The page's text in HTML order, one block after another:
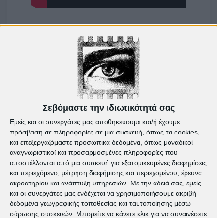
Σεβόμαστε την ιδιωτικότητά σας
Εμείς και οι συνεργάτες μας αποθηκεύουμε και/ή έχουμε
πρόσβαση σε πληροφορίες σε μια συσκευή, όπως τα cookies,
και επεξεργαζόμαστε προσωπικά δεδομένα, όπως μοναδικοί
αναγνωριστικοί και προσαρμοσμένες πληροφορίες που
αποστέλλονται από μια συσκευή για εξατομικευμένες διαφημίσεις
και περιεχόμενο, μέτρηση διαφήμισης και περιεχομένου, έρευνα
ακροατηρίου και ανάπτυξη υπηρεσιών. Με την άδειά σας, εμείς
και οι συνεργάτες μας ενδέχεται να χρησιμοποιήσουμε ακριβή
δεδομένα γεωγραφικής τοποθεσίας και ταυτοποίησης μέσω
σάρωσης συσκευών. Μπορείτε να κάνετε κλικ για να συναινέσετε
Αν θέλετε κι εσείς να συμμετέχετε μπορείτε:
A) Να γίνετε μέλος,συμπληρώνοντας τη φόρμα
που βρίσκεταιεδώ.Εσωτερικός Κανονισμός
Β) Διαφημιστείτε στοsite μας >>
Τα γραφεία μας βρίσκονται25ης Μαρτίου 168.
Μπορείτε να δείτε αναλυτικές πληροφορίες
εδώ >>